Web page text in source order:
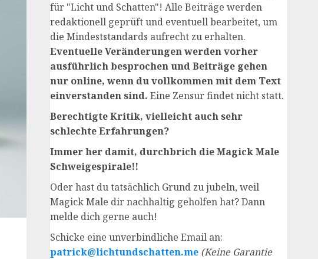
für "Licht und Schatten"! Alle Beiträge werden
redaktionell geprüft und eventuell bearbeitet, um
die Mindeststandards aufrecht zu erhalten.
Eventuelle Veränderungen werden vorher
ausführlich besprochen und Beiträge gehen
nur online, wenn du vollkommen mit dem Text
einverstanden sind. Eine Zensur findet nicht statt.
Berechtigte Kritik, vielleicht auch sehr
schlechte Erfahrungen?
Immer her damit, durchbrich die Magick Male
Schweigespirale!!
Oder hast du tatsächlich Grund zu jubeln, weil
Magick Male dir nachhaltig geholfen hat? Dann
melde dich gerne auch!
Schicke eine unverbindliche Email an:
patrick@lichtundschatten.me (Keine Garantie